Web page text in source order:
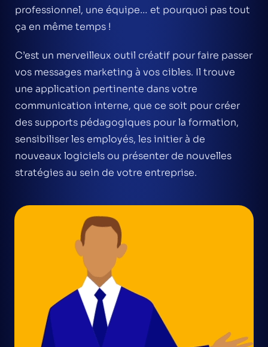
professionnel, une équipe… et pourquoi pas tout
ça en même temps !
C’est un merveilleux outil créatif pour faire passer
vos messages marketing à vos cibles. Il trouve
une application pertinente dans votre
communication interne, que ce soit pour créer
des supports pédagogiques pour la formation,
sensibiliser les employés, les initier à de
nouveaux logiciels ou présenter de nouvelles
stratégies au sein de votre entreprise.